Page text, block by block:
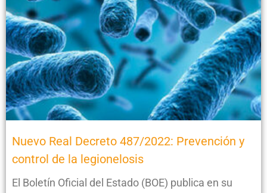
Nuevo Real Decreto 487/2022: Prevención y
control de la legionelosis
El Boletín Oficial del Estado (BOE) publica en su